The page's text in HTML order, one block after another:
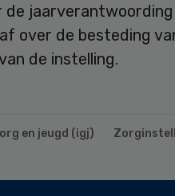
de jaarverantwoording
over de besteding
de instelling.
en jeugd (igj)